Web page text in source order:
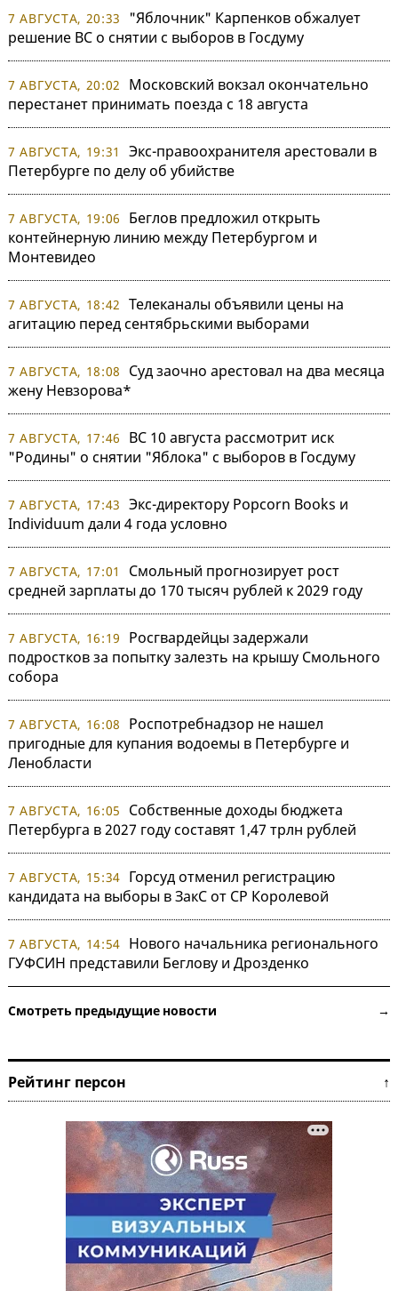
7 АВГУСТА, 20:33
"Яблочник" Карпенков обжалует
решение ВС о снятии с выборов в Госдуму
7 АВГУСТА, 20:02
Московский вокзал окончательно
перестанет принимать поезда с 18 августа
7 АВГУСТА, 19:31
Экс-правоохранителя арестовали в
Петербурге по делу об убийстве
7 АВГУСТА, 19:06
Беглов предложил открыть
контейнерную линию между Петербургом и
Монтевидео
7 АВГУСТА, 18:42 Телеканалы объявили цены на
агитацию перед сентябрьскими выборами
7 АВГУСТА, 18:08
Суд заочно арестовал на два месяца
жену Невзорова*
7 АВГУСТА, 17:46
ВС 10 августа рассмотрит иск
"Родины" о снятии "Яблока" с выборов в Госдуму
7 АВГУСТА, 17:43 Экс-директору Popcorn Books и
Individuum дали 4 года условно
7 АВГУСТА, 17:01
Смольный прогнозирует рост
средней зарплаты до 170 тысяч рублей к 2029 году
7 АВГУСТА, 16:19
Росгвардейцы задержали
подростков за попытку залезть на крышу Смольного
собора
7 АВГУСТА, 16:08
Роспотребнадзор не нашел
пригодные для купания водоемы в Петербурге и
Ленобласти
7 АВГУСТА, 16:05
Собственные доходы бюджета
Петербурга в 2027 году составят 1,47 трлн рублей
7 АВГУСТА, 15:34 Горсуд отменил регистрацию
кандидата на выборы в ЗакС от СР Королевой
7 АВГУСТА, 14:54 Нового начальника регионального
ГУФСИН представили Беглову и Дрозденко
Смотреть предыдущие новости →
Рейтинг персон ↑